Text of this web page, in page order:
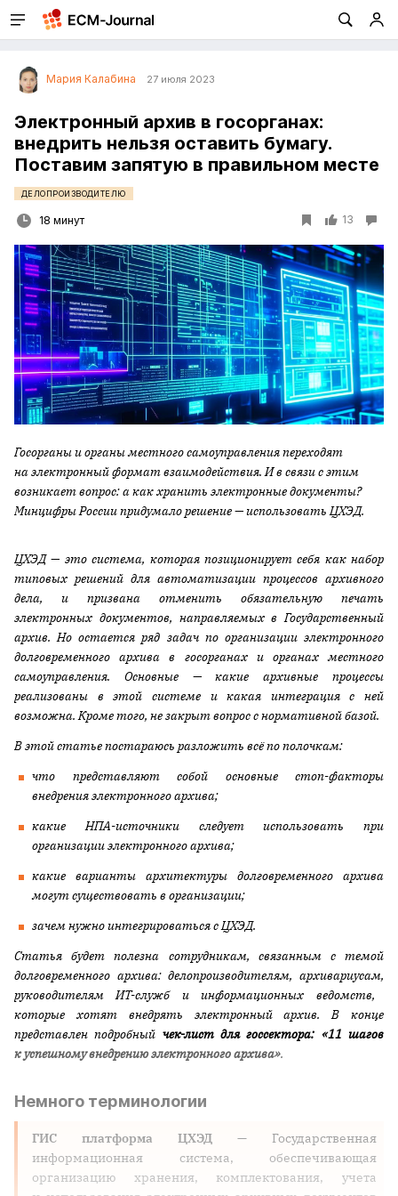
Мария Калабина 27 июля 2023
Электронный архив в госорганах:
внедрить нельзя оставить бумагу.
Поставим запятую в правильном месте
ДЕЛОПРОИЗВОДИТЕЛЮ
18 минут 13
Госорганы и органы местного самоуправления переходят
на электронный формат взаимодействия. И в связи с этим
возникает вопрос: а как хранить электронные документы?
Минцифры России придумало решение — использовать ЦХЭД.
ЦХЭД — это система, которая позиционирует себя как набор
типовых решений для автоматизации процессов архивного
дела, и призвана отменить обязательную печать
электронных документов, направляемых в Государственный
архив. Но остается ряд задач по организации электронного
долговременного архива в госорганах и органах местного
самоуправления. Основные — какие архивные процессы
реализованы в этой системе и какая интеграция с ней
возможна. Кроме того, не закрыт вопрос с нормативной базой.
В этой статье постараюсь разложить всё по полочкам:
что представляют собой основные стоп-факторы
внедрения электронного архива;
какие НПА-источники следует использовать при
организации электронного архива;
какие варианты архитектуры долговременного архива
могут существовать в организации;
зачем нужно интегрироваться с ЦХЭД.
Статья будет полезна сотрудникам, связанным с темой
долговременного архива: делопроизводителям, архивариусам,
руководителям ИТ-служб и информационных ведомств,
которые хотят внедрять электронный архив. В конце
представлен подробный чек-лист для госсектора: «11 шагов
к успешному внедрению электронного архива».
Немного терминологии
ГИС платформа ЦХЭД — Государственная
информационная система, обеспечивающая
организацию хранения, комплектования, учета